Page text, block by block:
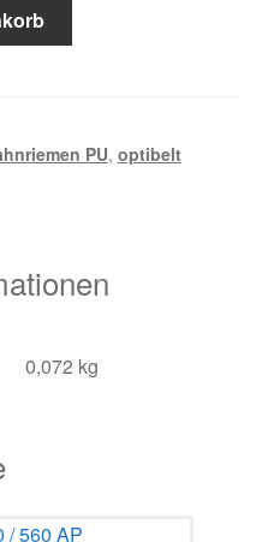
PU, optibelt
0,072 kg